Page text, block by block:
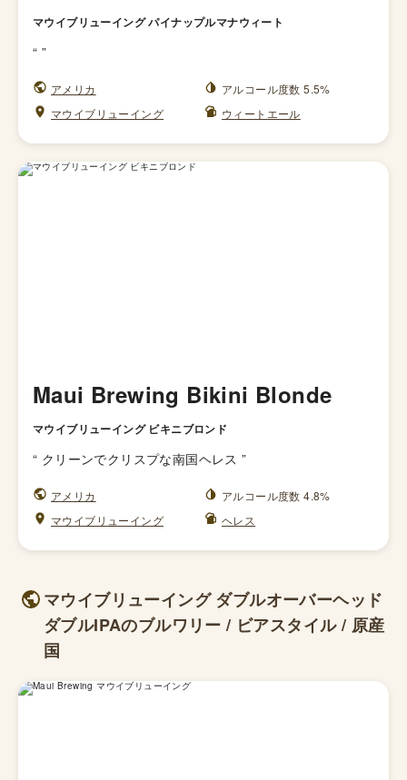
マウイブリューイング パイナップルマナウィート
“ ”
アメリカ
アルコール度数 5.5%
マウイブリューイング
ウィートエール
Maui Brewing Bikini Blonde
マウイブリューイング ビキニブロンド
“ クリーンでクリスプな南国ヘレス ”
アメリカ
アルコール度数 4.8%
マウイブリューイング
ヘレス
マウイブリューイング ダブルオーバーヘッド
ダブルIPAのブルワリー / ビアスタイル / 原産
国